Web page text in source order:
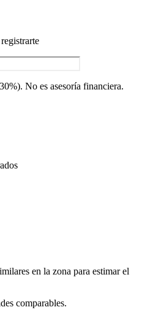
). No es asesoría financiera.
en la zona para estimar el
comparables.